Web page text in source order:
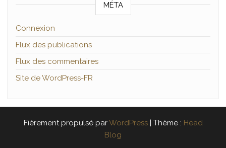
MÉTA
Connexion
Flux des publications
Flux des commentaires
Site de WordPress-FR
Fièrement propulsé parWordPress | Thème : Head
Blog